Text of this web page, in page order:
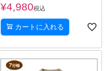
¥4,980税込
カートに入れる